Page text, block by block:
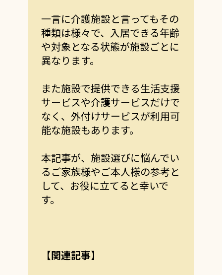
一言に介護施設と言ってもその
種類は様々で、入居できる年齢
や対象となる状態が施設ごとに
異なります。
また施設で提供できる生活支援
サービスや介護サービスだけで
なく、外付けサービスが利用可
能な施設もあります。
本記事が、施設選びに悩んでい
るご家族様やご本人様の参考と
して、お役に立てると幸いで
す。
【関連記事】